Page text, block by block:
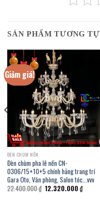
SẢN PHẨM TƯƠNG TỰ
Giảm giá!
ĐÈN CHÙM NẾN
Đèn chùm pha lê nến CN-
0306/15+10+5 chính hãng trang trí
Gara Oto, Văn phòng, Salon tóc…vvv
22.400.000₫ Giá
gốc
12.320.000 ₫Giá
hiện